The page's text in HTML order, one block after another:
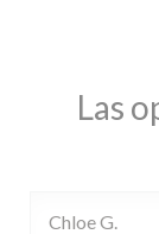
Las
ChloeG